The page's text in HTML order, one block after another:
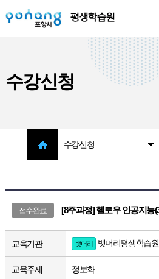
수강신청
수강신청
접수완료 [8주과정] 헬로우 인공지능
교육기관 뱃머리 뱃머리평생학습
교육주제 정보화